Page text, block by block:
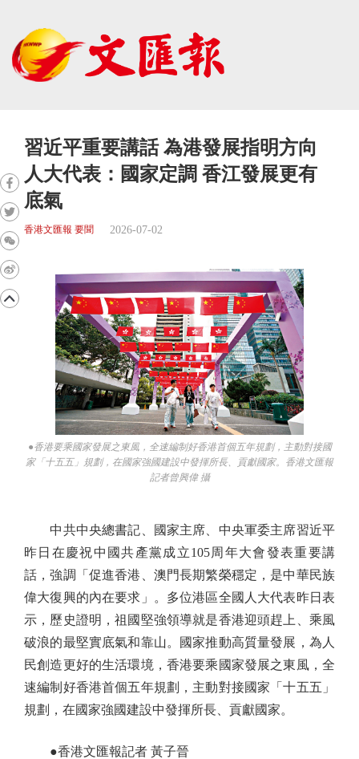
習近平重要講話 為港發展指明方向
人大代表：國家定調 香江發展更有
底氣
香港文匯報 要聞 2026-07-02
●香港要乘國家發展之東風，全速編制好香港首個五年規劃，主動對接國
家「十五五」規劃，在國家強國建設中發揮所長、貢獻國家。香港文匯報
記者曾興偉 攝
中共中央總書記、國家主席、中央軍委主席習近平
昨日在慶祝中國共產黨成立105周年大會發表重要講
話，強調「促進香港、澳門長期繁榮穩定，是中華民族
偉大復興的內在要求」。多位港區全國人大代表昨日表
示，歷史證明，祖國堅強領導就是香港迎頭趕上、乘風
破浪的最堅實底氣和靠山。國家推動高質量發展，為人
民創造更好的生活環境，香港要乘國家發展之東風，全
速編制好香港首個五年規劃，主動對接國家「十五五」
規劃，在國家強國建設中發揮所長、貢獻國家。
●香港文匯報記者 黃子晉